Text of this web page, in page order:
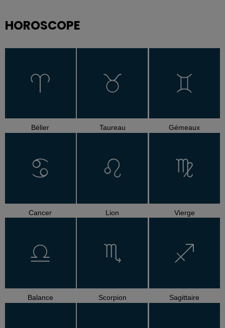
HOROSCOPE
Bélier Taureau Gémeaux
Cancer Lion Vierge
Balance Scorpion Sagittaire